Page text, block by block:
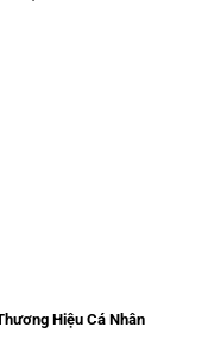
Hiệu Cá Nhân